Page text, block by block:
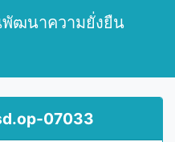
ฒนาความยั่งยืน
07033